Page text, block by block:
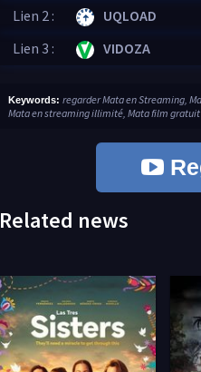
Lien 2 :
UQLOAD
Lien 3 :
VIDOZA
Keywords: regarder Mata en Streaming,
Mata en streaming illimité, Mata film
Related news